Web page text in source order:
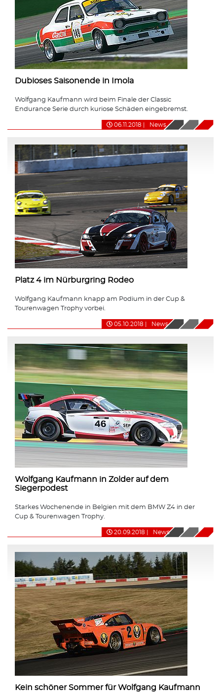
Dubioses Saisonende in Imola
Wolfgang Kaufmann wird beim Finale der Classic
Endurance Serie durch kuriose Schäden eingebremst.
06.11.2018 News
Platz 4 im Nürburgring Rodeo
Wolfgang Kaufmann knapp am Podium in der Cup &
Tourenwagen Trophy vorbei.
05.10.2018 News
Wolfgang Kaufmann in Zolder auf dem
Siegerpodest
Starkes Wochenende in Belgien mit dem BMW Z4 in der
Cup & Tourenwagen Trophy.
20.09.2018 News
Kein schöner Sommer für Wolfgang Kaufmann